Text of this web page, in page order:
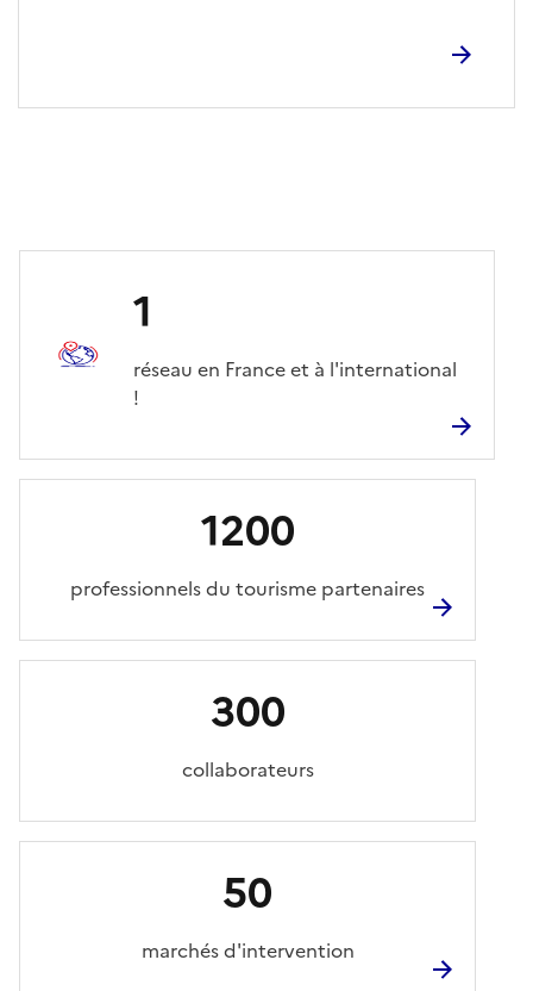
1
réseau en France et à l'international
!
1200
professionnels du tourisme partenaires
300
collaborateurs
50
marchés d'intervention